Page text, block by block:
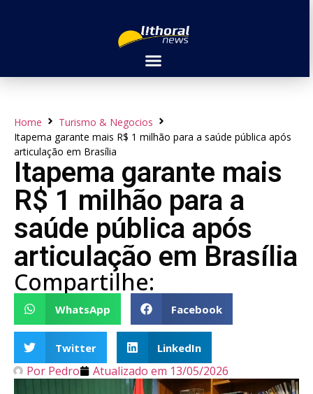
Home
Turismo & Negocios
Itapema garante mais R$ 1 milhão para a saúde pública após
articulação em Brasília
Itapema garante mais
R$ 1 milhão para a
saúde pública após
articulação em Brasília
Compartilhe:
WhatsApp Facebook
Twitter LinkedIn
Por Pedro Atualizado em 13/05/2026